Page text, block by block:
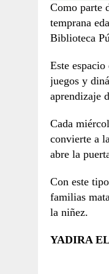
Como parte
temprana
Biblioteca
Este
juegos y
aprendizaje
Cada
convierte a
abre la
Con este
familias
la niñez.
YADIRA